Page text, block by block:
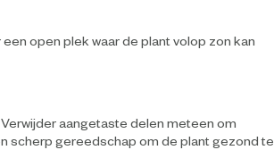
open plek waar de plant volop zon kan
aangetaste delen meteen om
scherp gereedschap om de plant gezond te